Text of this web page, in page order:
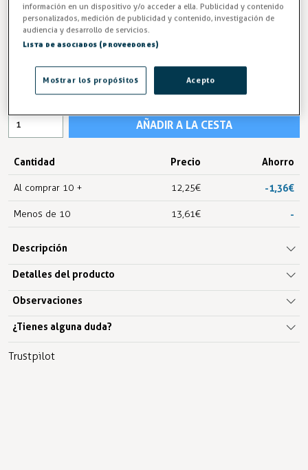
Altura (mm)
13,61 €
IVA excl.11,25 €
AÑADIR A LA CESTA
Cantidad Precio Ahorro
Al comprar 10 + 12,25 € -1,36 €
Menos de 10 13,61 € -
Descripción
Detalles del producto
Observaciones
¿Tienes alguna duda?
Trustpilot
información en un dispositivo y/o acceder a ella. Publicidad y contenido
personalizados, medición de publicidad y contenido, investigación de
audiencia y desarrollo de servicios.
Lista de asociados (proveedores)
Acepto
Mostrar los propósitos